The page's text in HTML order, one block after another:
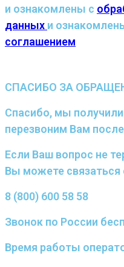
и ознакомлены с
данных и
соглашением
СПАСИБО ЗА
Спасибо, мы
перезвоним Вам
Если Ваш вопрос не
Вы можете связаться
8 (800) 600 58 58
Звонок по России
Время работы